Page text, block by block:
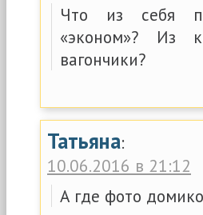
Что из себя
«эконом»? Из
вагончики?
Татьяна:
10.06.2016 в 21:12
А где фото